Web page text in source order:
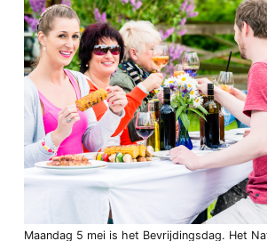
Maandag 5 mei is het Bevrijdingsdag. Het